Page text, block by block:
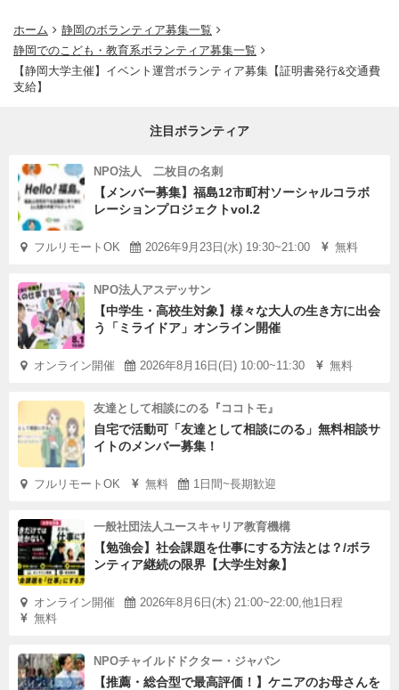
ホーム
静岡のボランティア募集一覧
静岡でのこども・教育系ボランティア募集一覧
【静岡大学主催】イベント運営ボランティア募集【証明書発行&交通費
支給】
注目ボランティア
NPO法人 二枚目の名刺
【メンバー募集】福島12市町村ソーシャルコラボ
レーションプロジェクトvol.2
フルリモートOK 2026年9月23日(水) 19:30~21:00 無料
NPO法人アスデッサン
【中学生・高校生対象】様々な大人の生き方に出会
う「ミライドア」オンライン開催
オンライン開催 2026年8月16日(日) 10:00~11:30 無料
友達として相談にのる『ココトモ』
自宅で活動可「友達として相談にのる」無料相談サ
イトのメンバー募集！
フルリモートOK 無料 1日間~長期歓迎
一般社団法人ユースキャリア教育機構
【勉強会】社会課題を仕事にする方法とは？/ボラ
ンティア継続の限界【大学生対象】
オンライン開催
2026年8月6日(木) 21:00~22:00,他1日程
無料
NPOチャイルドドクター・ジャパン
【推薦・総合型で最高評価！】ケニアのお母さんを